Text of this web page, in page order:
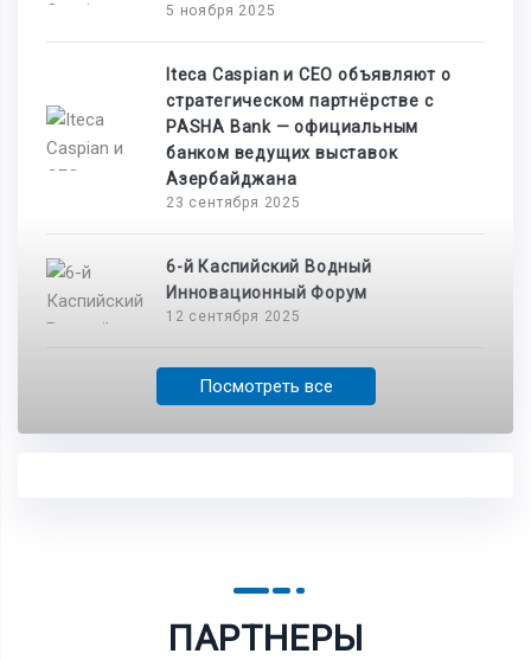
5 ноября 2025
Iteca Caspian и CEO объявляют о
стратегическом партнёрстве с
PASHA Bank — официальным
банком ведущих выставок
Азербайджана
23 сентября 2025
6-й Каспийский Водный
Инновационный Форум
12 сентября 2025
Посмотреть все
ПАРТНЕРЫ